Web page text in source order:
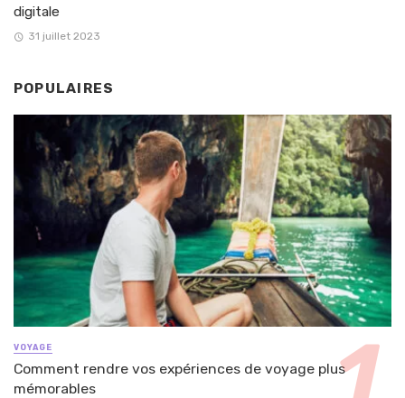
digitale
31 juillet 2023
POPULAIRES
VOYAGE
Comment rendre vos expériences de voyage plus
mémorables